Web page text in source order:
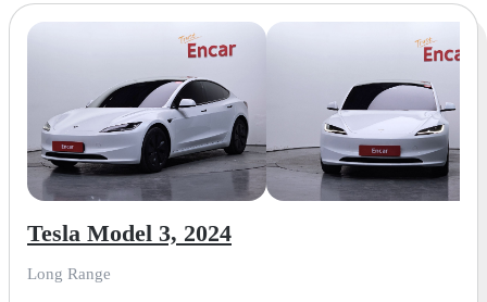
Tesla Model 3, 2024
Long Range